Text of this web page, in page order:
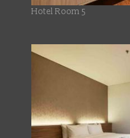
Hotel Room 5